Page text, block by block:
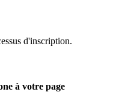
d'inscription.
à votre page